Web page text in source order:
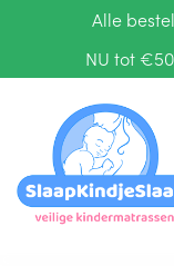
Alle
NU tot
naar
navigatie
inhoud